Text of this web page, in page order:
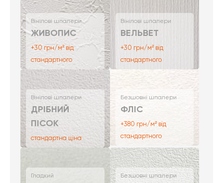
Вінілові шпалери
ЖИВОПИС
+30 грн/м² від
стандартного
Вінілові шпалери
ВЕЛЬВЕТ
+30 грн/м² від
стандартного
Вінілові шпалери
ДРІБНИЙ
ПІСОК
стандартна ціна
Безшовні шпалери
ФЛІС
+380 грн/м² від
стандартного
Гладкий Безшовні шпалери